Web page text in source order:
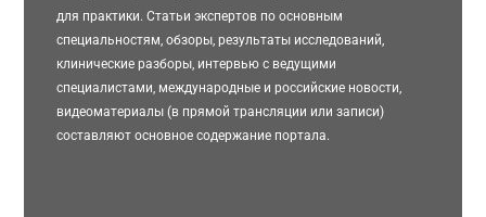
для практики. Статьи экспертов по основным
специальностям, обзоры, результаты исследований,
клинические разборы, интервью с ведущими
специалистами, международные и российские новости,
видеоматериалы (в прямой трансляции или записи)
составляют основное содержание портала.